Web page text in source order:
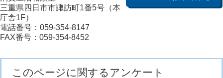
三重県四日市市諏訪町1番5号（本
庁舎1F）
電話番号：059-354-8147
FAX番号：059-354-8452
このページに関するアンケート